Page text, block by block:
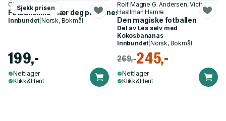
Sjekk prisen
Christian Karlsen
Fotballskills - lær deg proffenes beste triks og finter
Innbundet |Norsk, Bokmål
199,-
Nettlager
Klikk&Hent
Rolf Magne G. Andersen, Victoria
Haallman Hamre
Den magiske fotballen
Del av Les selv med
Kokosbananas
Innbundet |Norsk, Bokmål
269,-245,-
Nettlager
Klikk&Hent